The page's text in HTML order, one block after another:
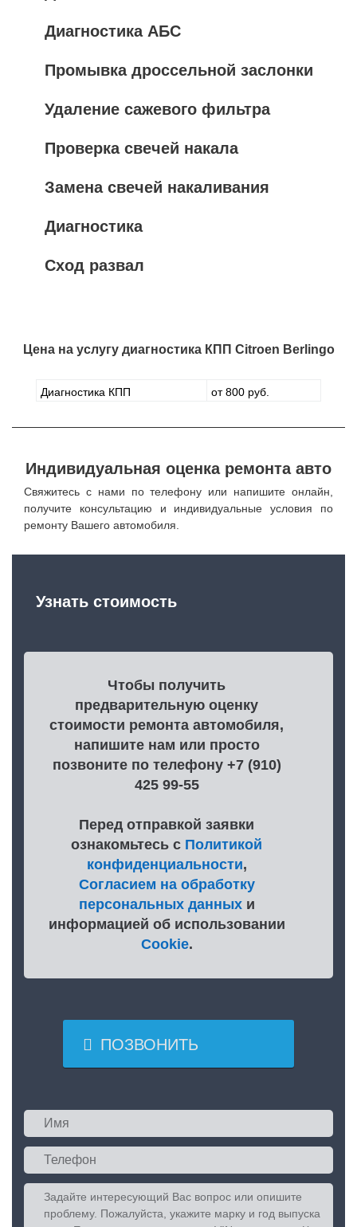
Диагностика АБС
Промывка дроссельной заслонки
Удаление сажевого фильтра
Проверка свечей накала
Замена свечей накаливания
Диагностика
Сход развал
Цена на услугу диагностика КПП Citroen Berlingo
Диагностика КПП от 800 руб.
Индивидуальная оценка ремонта авто
Свяжитесь с нами по телефону или напишите онлайн,
получите консультацию и индивидуальные условия по
ремонту Вашего автомобиля.
Узнать стоимость
Чтобы получить
предварительную оценку
стоимости ремонта автомобиля,
напишите нам или просто
позвоните по телефону +7 (910)
425 99-55
Перед отправкой заявки
ознакомьтесь с Политикой
конфиденциальности,
Согласием на обработку
персональных данныхи
информацией об использовании
Cookie.
 ПОЗВОНИТЬ